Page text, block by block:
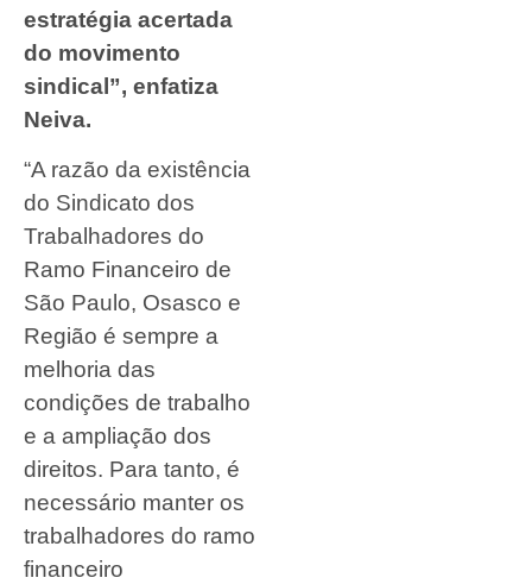
estratégia acertada
do movimento
sindical”, enfatiza
Neiva.
“A razão da existência
do Sindicato dos
Trabalhadores do
Ramo Financeiro de
São Paulo, Osasco e
Região é sempre a
melhoria das
condições de trabalho
e a ampliação dos
direitos. Para tanto, é
necessário manter os
trabalhadores do ramo
financeiro